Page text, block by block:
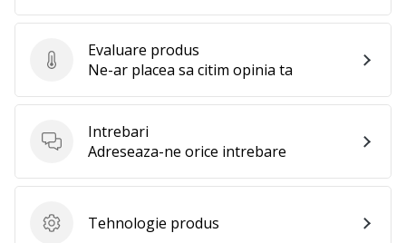
Evaluare produs
Evaluare produs
Ne-ar placea sa citim opinia ta
Intrebari
Intrebari
Adreseaza-ne orice intrebare
Tehnologie produs
Tehnologie produs